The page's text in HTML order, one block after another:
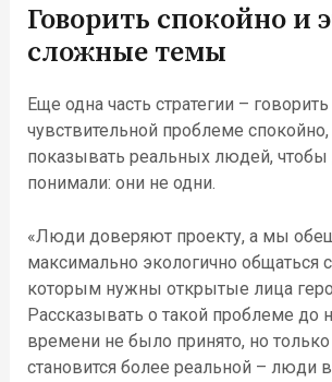
Говорить спокойно и
сложные темы
Еще одна часть стратегии – говорить
чувствительной проблеме
показывать реальных людей, чтобы
понимали: они не одни.
«Люди доверяют проекту, а мы
максимально экологично общаться
которым нужны открытые лица
Рассказывать о такой проблеме до
времени не было принято, но только
становится более реальной – люди